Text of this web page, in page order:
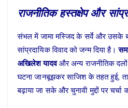
राजनीतिक हस्तक्षेप और
संभल में जामा मस्जिद के सर्वे और उसके
सांप्रदायिक विवाद को जन्म दिया है।
अखिलेश यादवऔर अन्य राजनीतिक
घटना जानबूझकर साजिश के तहत हुई,
बढ़ाया जा सके और चुनावी मुद्दों पर चर्चा